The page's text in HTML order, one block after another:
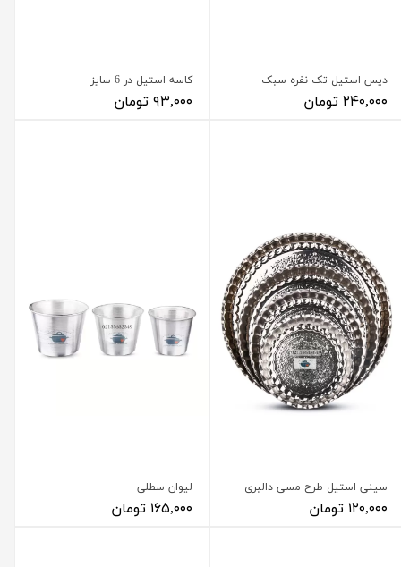
دیس استیل تک نفره سبک
۲۴۰,۰۰۰ تومان
کاسه استیل در 6 سایز
۹۳,۰۰۰ تومان
سینی استیل طرح مسی دالبری
۱۲۰,۰۰۰ تومان
لیوان سطلی
۱۶۵,۰۰۰ تومان